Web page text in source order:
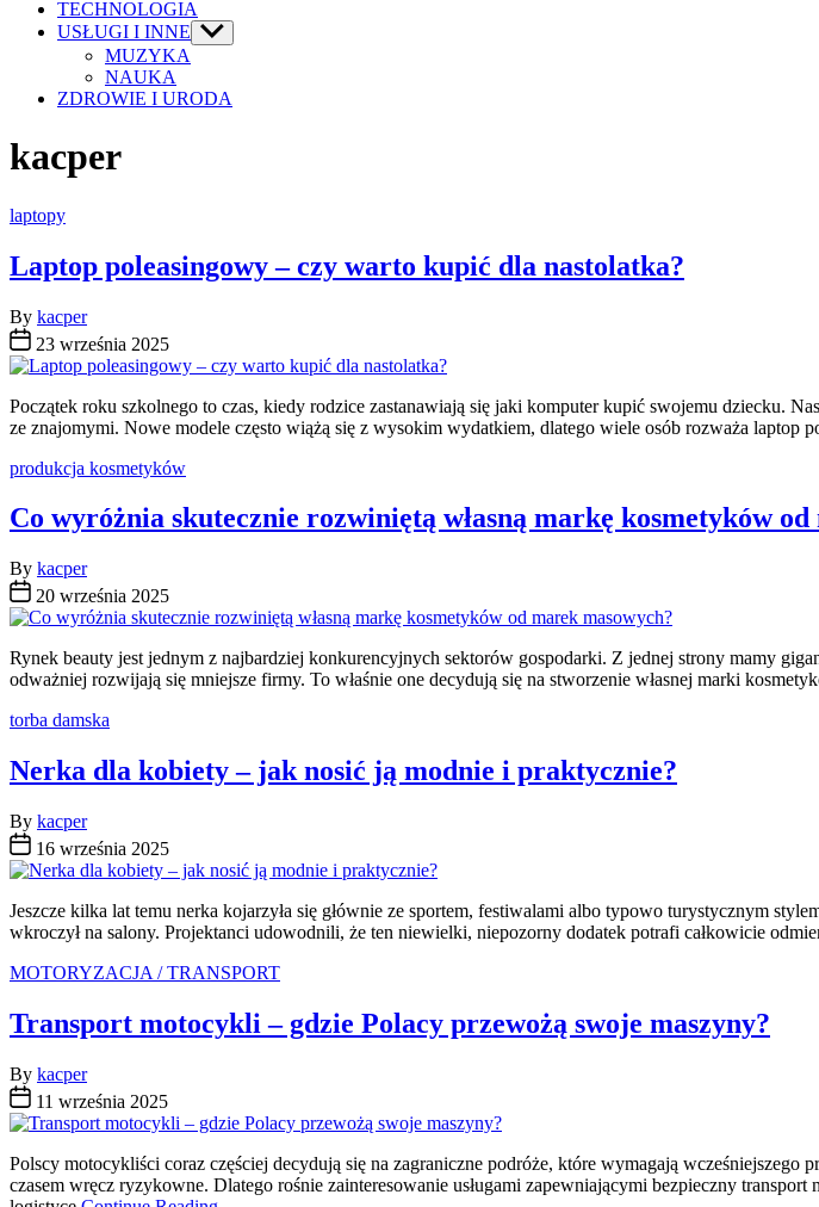
TECHNOLOGIA
USŁUGI I INNE Show
sub
MUZYKA
NAUKA
ZDROWIE I URODA
kacper
Categories
laptopy
Laptop poleasingowy – czy warto kupić dla nastolatka?
By kacper
23 września 2025
Początek roku szkolnego to czas, kiedy rodzice zastanawiają się jaki komputer kupić swojemu dziecku.
ze znajomymi. Nowe modele często wiążą się z wysokim wydatkiem, dlatego wiele osób rozważa laptop
Categories
produkcja kosmetyków
Co wyróżnia skutecznie rozwiniętą własną markę kosmetyków
By kacper
20 września 2025
Rynek beauty jest jednym z najbardziej konkurencyjnych sektorów gospodarki. Z jednej strony mamy
odważniej rozwijają się mniejsze firmy. To właśnie one decydują się na stworzenie własnej marki
Categories
torba damska
Nerka dla kobiety – jak nosić ją modnie i praktycznie?
By kacper
16 września 2025
Jeszcze kilka lat temu nerka kojarzyła się głównie ze sportem, festiwalami albo typowo turystycznym
wkroczył na salony. Projektanci udowodnili, że ten niewielki, niepozorny dodatek potrafi całkowicie
Categories
MOTORYZACJA / TRANSPORT
Transport motocykli – gdzie Polacy przewożą swoje maszyny?
By kacper
11 września 2025
Polscy motocykliści coraz częściej decydują się na zagraniczne podróże, które wymagają
czasem wręcz ryzykowne. Dlatego rośnie zainteresowanie usługami zapewniającymi bezpieczny